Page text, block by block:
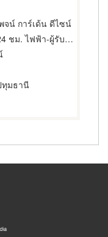
จน์ การ์เด้น ดีไซน์
มาติดตั้งสำหรับบ้านและโรงงาน
ทุมธานี